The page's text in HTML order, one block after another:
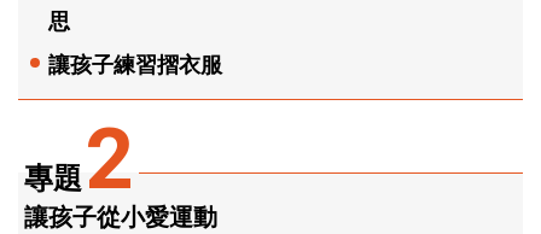
專題2
讓孩子從小愛運動
思
讓孩子練習摺衣服